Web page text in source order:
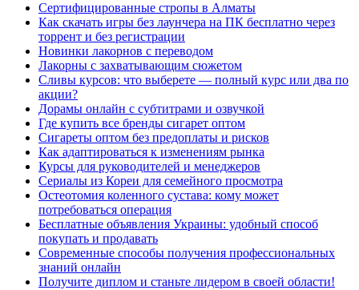
Сертифицированные стропы в Алматы
Как скачать игры без лаунчера на ПК бесплатно через
торрент и без регистрации
Новинки лакорнов с переводом
Лакорны с захватывающим сюжетом
Сливы курсов: что выберете — полный курс или два по
акции?
Дорамы онлайн с субтитрами и озвучкой
Где купить все бренды сигарет оптом
Сигареты оптом без предоплаты и рисков
Как адаптироваться к изменениям рынка
Курсы для руководителей и менеджеров
Сериалы из Кореи для семейного просмотра
Остеотомия коленного сустава: кому может
потребоваться операция
Бесплатные объявления Украины: удобный способ
покупать и продавать
Современные способы получения профессиональных
знаний онлайн
Получите диплом и станьте лидером в своей области!